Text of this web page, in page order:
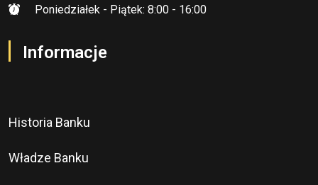
Poniedziałek - Piątek: 8:00 - 16:00
Informacje
Historia Banku
Władze Banku